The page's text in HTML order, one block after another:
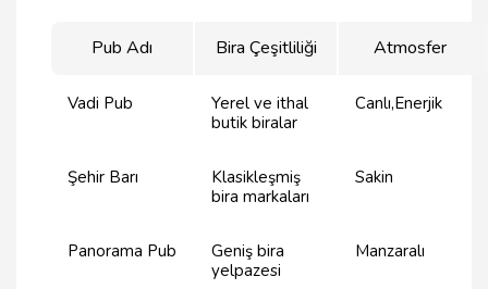
Pub Adı Bira Çeşitliliği Atmosfer
Vadi Pub
Yerel ve ithal
butik biralar
Canlı,Enerjik
Şehir Barı
Klasikleşmiş
bira markaları
Sakin
Panorama Pub
Geniş bira
yelpazesi
Manzaralı